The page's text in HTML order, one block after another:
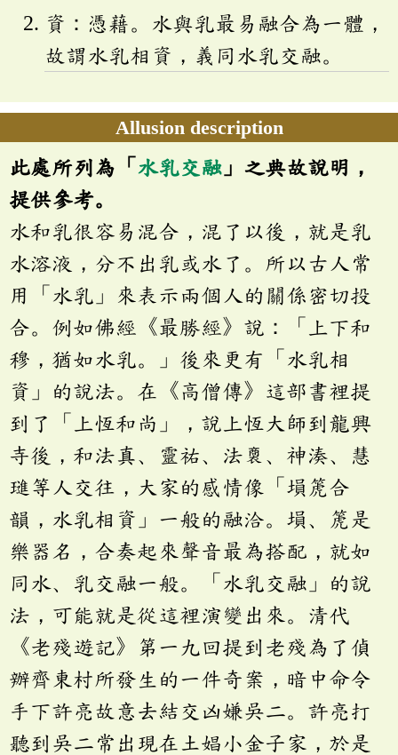
資：憑藉。水與乳最易融合為一體，
故謂水乳相資，義同水乳交融。
Allusion description
此處所列為「 水乳交融 」之典故說明，
提供參考。
水和乳很容易混合，混了以後，就是乳
水溶液，分不出乳或水了。所以古人常
用「水乳」來表示兩個人的關係密切投
合。例如佛經《最勝經》說：「上下和
穆，猶如水乳。」後來更有「水乳相
資」的說法。在《高僧傳》這部書裡提
到了「上恆和尚」，說上恆大師到龍興
寺後，和法真、靈祐、法、神湊、慧
璡等人交往，大家的感情像「塤箎合
韻，水乳相資」一般的融洽。塤、箎是
樂器名，合奏起來聲音最為搭配，就如
同水、乳交融一般。「水乳交融」的說
法，可能就是從這裡演變出來。清代
《老殘遊記》第一九回提到老殘為了偵
辦齊東村所發生的一件奇案，暗中命令
手下許亮故意去結交凶嫌吳二。許亮打
聽到吳二常出現在土娼小金子家，於是